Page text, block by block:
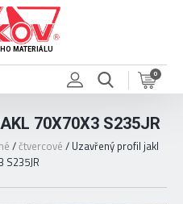
MATERIÁLU
0
70X70X3 S235JR
/čtvercové / Uzavřený profil jakl
S235JR